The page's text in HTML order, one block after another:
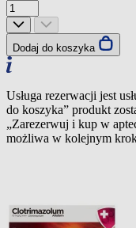
Dodaj do koszyka
Usługa rezerwacji jest
do koszyka” produkt
„Zarezerwuj i kup w
możliwa w kolejnym